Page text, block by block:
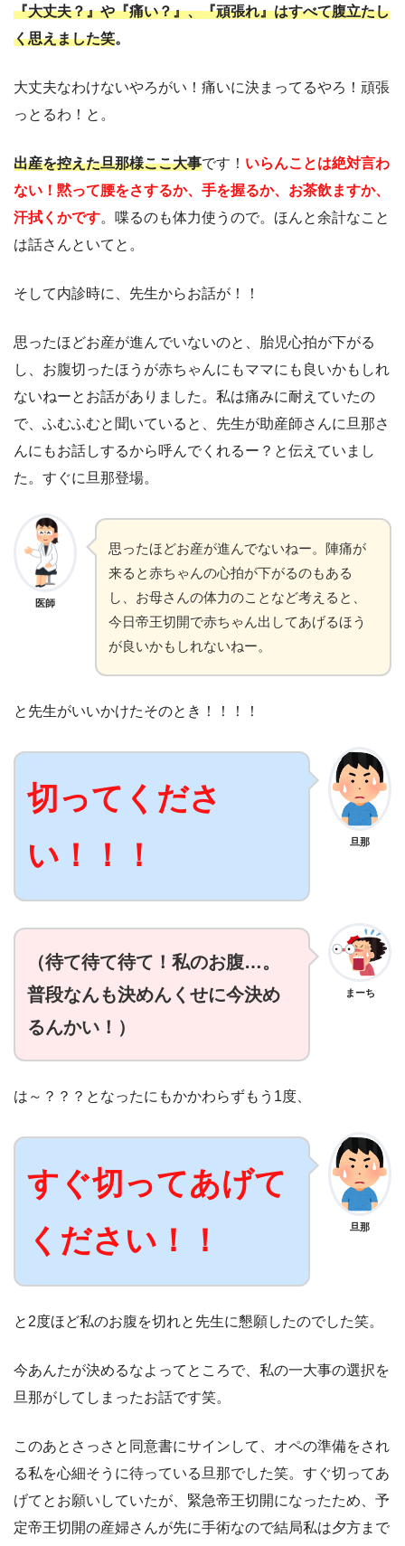
『大丈夫？』や『痛い？』、『頑張れ』はすべて腹立たし
く思えました笑。
大丈夫なわけないやろがい！痛いに決まってるやろ！頑張
っとるわ！と。
出産を控えた旦那様ここ大事です！ いらんことは絶対言わ
ない！黙って腰をさするか、手を握るか、お茶飲ますか、
汗拭くかです。喋るのも体力使うので。ほんと余計なこと
は話さんといてと。
そして内診時に、先生からお話が！！
思ったほどお産が進んでいないのと、胎児心拍が下がる
し、お腹切ったほうが赤ちゃんにもママにも良いかもしれ
ないねーとお話がありました。私は痛みに耐えていたの
で、ふむふむと聞いていると、先生が助産師さんに旦那さ
んにもお話しするから呼んでくれるー？と伝えていまし
た。すぐに旦那登場。
医師
思ったほどお産が進んでないねー。陣痛が
来ると赤ちゃんの心拍が下がるのもある
し、お母さんの体力のことなど考えると、
今日帝王切開で赤ちゃん出してあげるほう
が良いかもしれないねー。
と先生がいいかけたそのとき！！！！
旦那
切ってくださ
い！！！
まーち
（待て待て待て！私のお腹…。
普段なんも決めんくせに今決め
るんかい！）
は～？？？となったにもかかわらずもう1度、
旦那
すぐ切ってあげて
ください！！
と2度ほど私のお腹を切れと先生に懇願したのでした笑。
今あんたが決めるなよってところで、私の一大事の選択を
旦那がしてしまったお話です笑。
このあとさっさと同意書にサインして、オペの準備をされ
る私を心細そうに待っている旦那でした笑。すぐ切ってあ
げてとお願いしていたが、緊急帝王切開になったため、予
定帝王切開の産婦さんが先に手術なので結局私は夕方まで